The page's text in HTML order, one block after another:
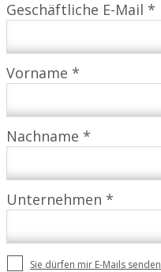
Geschäftliche E-Mail *
Vorname *
Nachname *
Unternehmen *
Sie dürfen mir E-Mails senden